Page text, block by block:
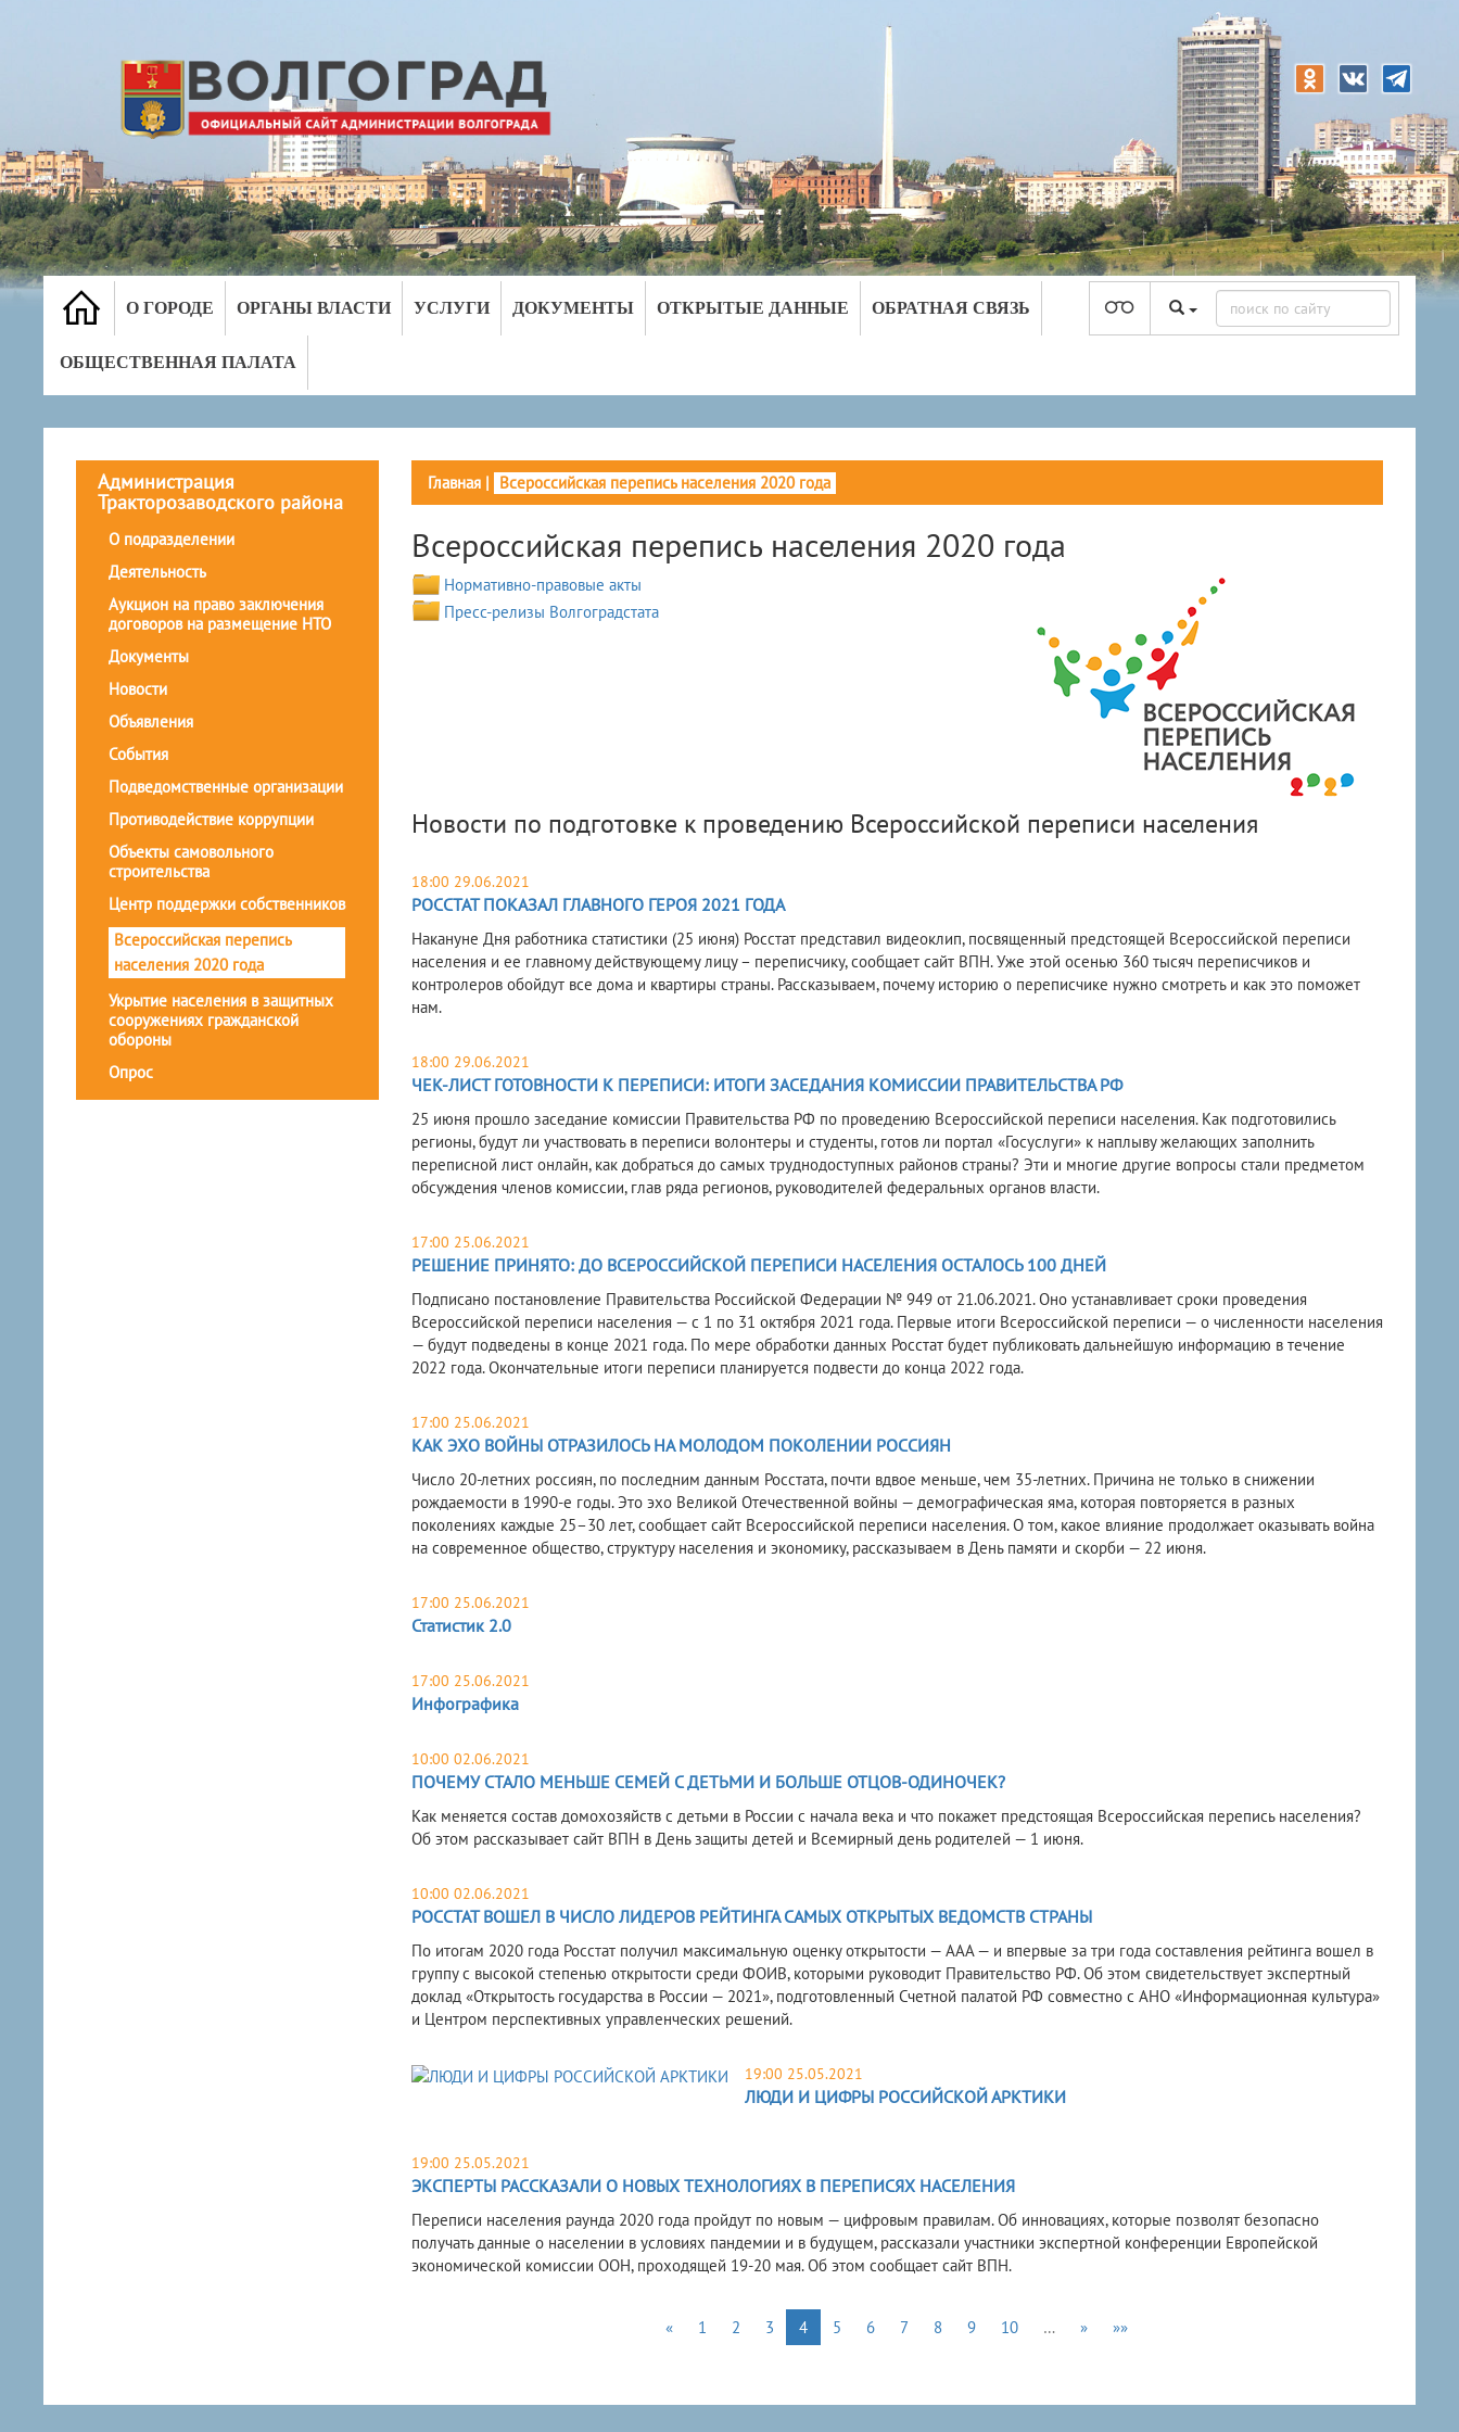
О ГОРОДЕ ОРГАНЫ ВЛАСТИ УСЛУГИ ДОКУМЕНТЫ ОТКРЫТЫЕ ДАННЫЕ ОБРАТНАЯ СВЯЗЬ
ОБЩЕСТВЕННАЯ ПАЛАТА
Администрация
Тракторозаводского района
О подразделении
Деятельность
Аукцион на право заключения
договоров на размещение НТО
Документы
Новости
Объявления
События
Подведомственные организации
Противодействие коррупции
Объекты самовольного
строительства
Центр поддержки собственников
Всероссийская перепись
населения 2020 года
Укрытие населения в защитных
сооружениях гражданской
обороны
Опрос
Главная| Всероссийская перепись населения 2020 года
Всероссийская перепись населения 2020 года
Нормативно-правовые акты
Пресс-релизы Волгоградстата
Новости по подготовке к проведению Всероссийской переписи населения
18:00 29.06.2021
РОССТАТ ПОКАЗАЛ ГЛАВНОГО ГЕРОЯ 2021 ГОДА
Накануне Дня работника статистики (25 июня) Росстат представил видеоклип, посвященный предстоящей Всероссийской переписи
населения и ее главному действующему лицу – переписчику, сообщает сайт ВПН. Уже этой осенью 360 тысяч переписчиков и
контролеров обойдут все дома и квартиры страны. Рассказываем, почему историю о переписчике нужно смотреть и как это поможет
нам.
18:00 29.06.2021
ЧЕК-ЛИСТ ГОТОВНОСТИ К ПЕРЕПИСИ: ИТОГИ ЗАСЕДАНИЯ КОМИССИИ ПРАВИТЕЛЬСТВА РФ
25 июня прошло заседание комиссии Правительства РФ по проведению Всероссийской переписи населения. Как подготовились
регионы, будут ли участвовать в переписи волонтеры и студенты, готов ли портал «Госуслуги» к наплыву желающих заполнить
переписной лист онлайн, как добраться до самых труднодоступных районов страны? Эти и многие другие вопросы стали предметом
обсуждения членов комиссии, глав ряда регионов, руководителей федеральных органов власти.
17:00 25.06.2021
РЕШЕНИЕ ПРИНЯТО: ДО ВСЕРОССИЙСКОЙ ПЕРЕПИСИ НАСЕЛЕНИЯ ОСТАЛОСЬ 100 ДНЕЙ
Подписано постановление Правительства Российской Федерации № 949 от 21.06.2021. Оно устанавливает сроки проведения
Всероссийской переписи населения — с 1 по 31 октября 2021 года. Первые итоги Всероссийской переписи — о численности населения
— будут подведены в конце 2021 года. По мере обработки данных Росстат будет публиковать дальнейшую информацию в течение
2022 года. Окончательные итоги переписи планируется подвести до конца 2022 года.
17:00 25.06.2021
КАК ЭХО ВОЙНЫ ОТРАЗИЛОСЬ НА МОЛОДОМ ПОКОЛЕНИИ РОССИЯН
Число 20-летних россиян, по последним данным Росстата, почти вдвое меньше, чем 35-летних. Причина не только в снижении
рождаемости в 1990-е годы. Это эхо Великой Отечественной войны — демографическая яма, которая повторяется в разных
поколениях каждые 25–30 лет, сообщает сайт Всероссийской переписи населения. О том, какое влияние продолжает оказывать война
на современное общество, структуру населения и экономику, рассказываем в День памяти и скорби — 22 июня.
17:00 25.06.2021
Статистик 2.0
17:00 25.06.2021
Инфографика
10:00 02.06.2021
ПОЧЕМУ СТАЛО МЕНЬШЕ СЕМЕЙ С ДЕТЬМИ И БОЛЬШЕ ОТЦОВ-ОДИНОЧЕК?
Как меняется состав домохозяйств с детьми в России с начала века и что покажет предстоящая Всероссийская перепись населения?
Об этом рассказывает сайт ВПН в День защиты детей и Всемирный день родителей — 1 июня.
10:00 02.06.2021
РОССТАТ ВОШЕЛ В ЧИСЛО ЛИДЕРОВ РЕЙТИНГА САМЫХ ОТКРЫТЫХ ВЕДОМСТВ СТРАНЫ
По итогам 2020 года Росстат получил максимальную оценку открытости — ААА — и впервые за три года составления рейтинга вошел в
группу с высокой степенью открытости среди ФОИВ, которыми руководит Правительство РФ. Об этом свидетельствует экспертный
доклад «Открытость государства в России — 2021», подготовленный Счетной палатой РФ совместно с АНО «Информационная культура»
и Центром перспективных управленческих решений.
19:00 25.05.2021
ЛЮДИ И ЦИФРЫ РОССИЙСКОЙ АРКТИКИ
19:00 25.05.2021
ЭКСПЕРТЫ РАССКАЗАЛИ О НОВЫХ ТЕХНОЛОГИЯХ В ПЕРЕПИСЯХ НАСЕЛЕНИЯ
Переписи населения раунда 2020 года пройдут по новым — цифровым правилам. Об инновациях, которые позволят безопасно
получать данные о населении в условиях пандемии и в будущем, рассказали участники экспертной конференции Европейской
экономической комиссии ООН, проходящей 19-20 мая. Об этом сообщает сайт ВПН.
« 1 2 3 4 5 6 7 8 9 10 … » »»